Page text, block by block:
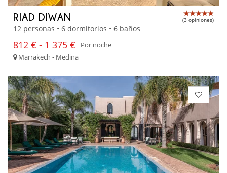
RIAD DIWAN (3 opiniones)
12 personas • 6 dormitorios • 6 baños
812 € - 1 375 €
Por noche
Marrakech - Medina